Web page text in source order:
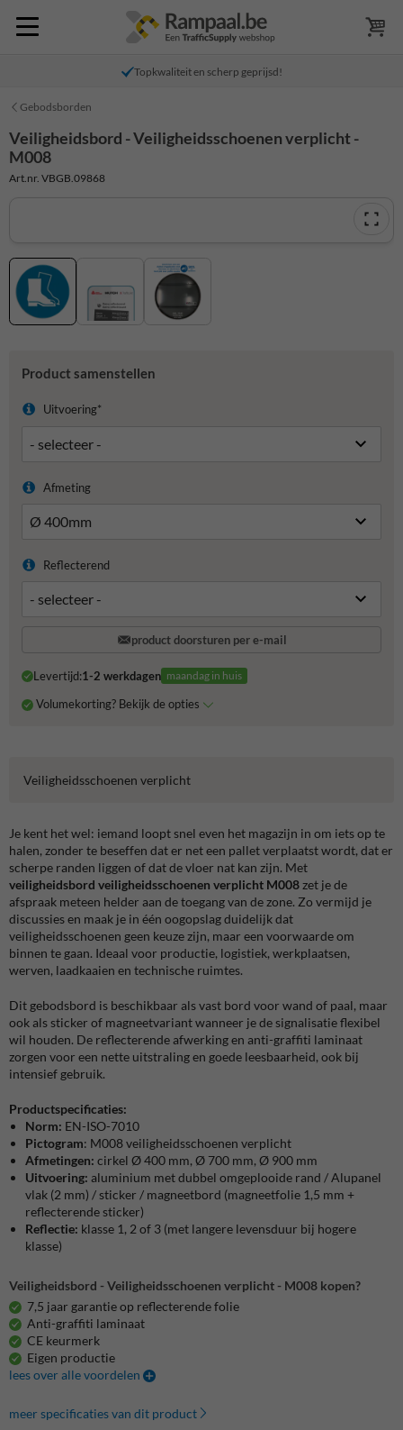
Topkwaliteit en scherp geprijsd!
Gebodsborden
Veiligheidsbord - Veiligheidsschoenen verplicht -
M008
Art.nr. VBGB.09868
Product samenstellen
Uitvoering*
Afmeting
Reflecterend
product doorsturen per e-mail
Levertijd:1-2 werkdagen maandag in huis
Volumekorting? Bekijk de opties
Veiligheidsschoenen verplicht
Je kent het wel: iemand loopt snel even het magazijn in om iets op te
halen, zonder te beseffen dat er net een pallet verplaatst wordt, dat er
scherpe randen liggen of dat de vloer nat kan zijn. Met
veiligheidsbord veiligheidsschoenen verplicht M008zet je de
afspraak meteen helder aan de toegang van de zone. Zo vermijd je
discussies en maak je in één oogopslag duidelijk dat
veiligheidsschoenen geen keuze zijn, maar een voorwaarde om
binnen te gaan. Ideaal voor productie, logistiek, werkplaatsen,
werven, laadkaaien en technische ruimtes.
Dit gebodsbord is beschikbaar als vast bord voor wand of paal, maar
ook als sticker of magneetvariant wanneer je de signalisatie flexibel
wil houden. De reflecterende afwerking en anti-graffiti laminaat
zorgen voor een nette uitstraling en goede leesbaarheid, ook bij
intensief gebruik.
Productspecificaties:
Norm: EN-ISO-7010
Pictogram: M008 veiligheidsschoenen verplicht
Afmetingen: cirkel Ø 400 mm, Ø 700 mm, Ø 900 mm
Uitvoering: aluminium met dubbel omgeplooide rand / Alupanel
vlak (2 mm) / sticker / magneetbord (magneetfolie 1,5 mm +
reflecterende sticker)
Reflectie: klasse 1, 2 of 3 (met langere levensduur bij hogere
klasse)
Veiligheidsbord - Veiligheidsschoenen verplicht - M008 kopen?
7,5 jaar garantie op reflecterende folie
Anti-graffiti laminaat
CE keurmerk
Eigen productie
lees over alle voordelen
meer specificaties van dit product